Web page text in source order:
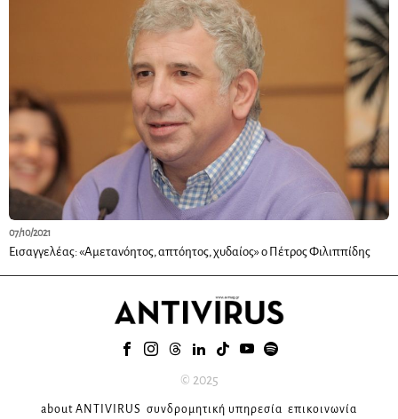
07/10/2021
Εισαγγελέας: «Αμετανόητος, απτόητος, χυδαίος» ο Πέτρος Φιλιππίδης
© 2025
about ANTIVIRUS συνδρομητική υπηρεσία επικοινωνία